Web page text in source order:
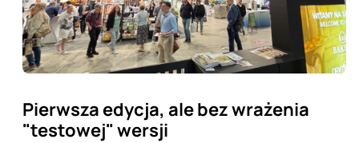
Pierwsza edycja, ale bez wrażenia
"testowej" wersji